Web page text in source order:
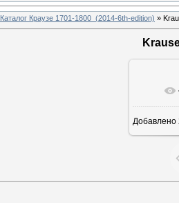
Каталог Краузе 1701-1800_(2014-6th-edition) »
Добавлено